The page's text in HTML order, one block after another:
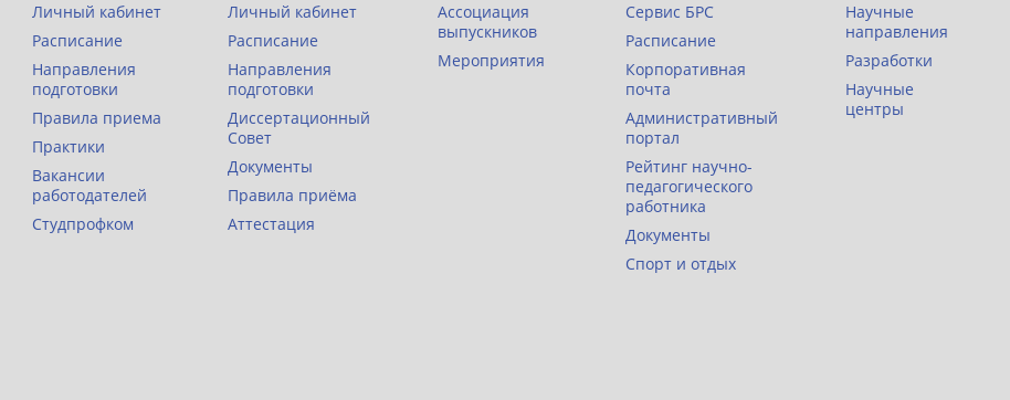
Личный кабинет
Расписание
Направления
подготовки
Правила приема
Практики
Вакансии
работодателей
Студпрофком
Личный кабинет
Расписание
Направления
подготовки
Диссертационный
Совет
Документы
Правила приёма
Аттестация
Ассоциация
выпускников
Мероприятия
Сервис БРС
Расписание
Корпоративная
почта
Административный
портал
Рейтинг научно-
педагогического
работника
Документы
Спорт и отдых
Научные
направления
Разработки
Научные
центры